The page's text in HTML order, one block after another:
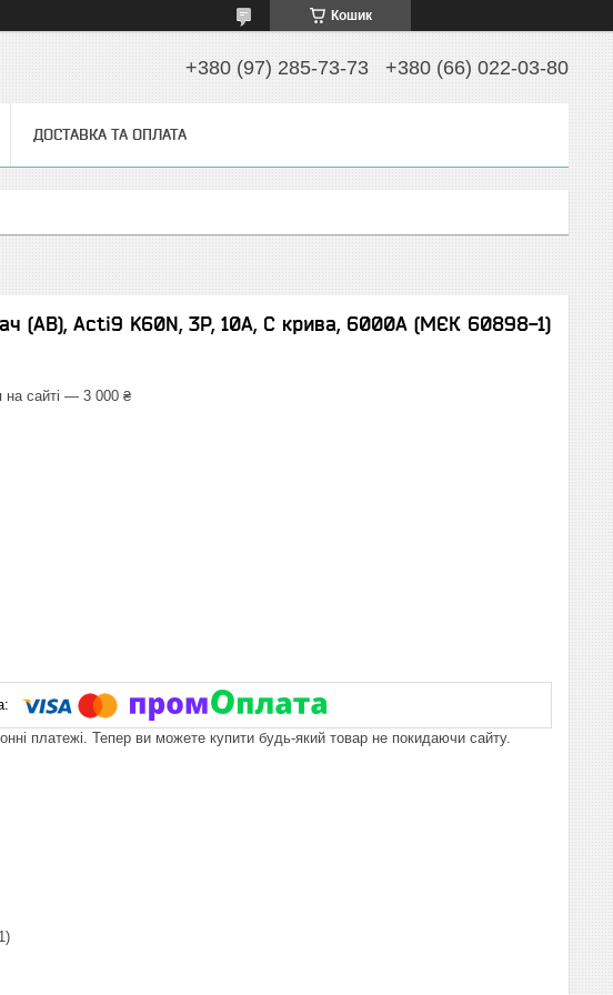
Кошик
+380 (97) 285-73-73 +380 (66) 022-03-80
ДОСТАВКА ТА ОПЛАТА
(АВ), Acti9 K60N, 3P, 10A, C крива, 6000A (МЄК 60898-1)
на сайті — 3 000 ₴
платежі. Тепер ви можете купити будь-який товар не покидаючи сайту.